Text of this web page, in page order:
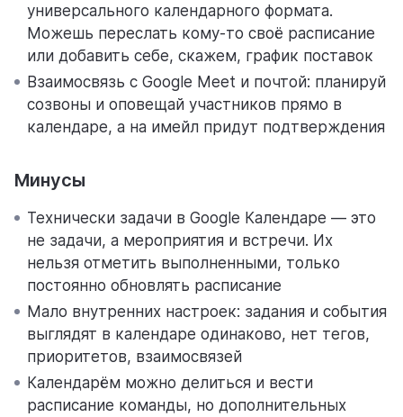
универсального календарного формата.
Можешь переслать кому-то своё расписание
или добавить себе, скажем, график поставок
Взаимосвязь с Google Meet и почтой: планируй
созвоны и оповещай участников прямо в
календаре, а на имейл придут подтверждения
Минусы
Технически задачи в Google Календаре — это
не задачи, а мероприятия и встречи. Их
нельзя отметить выполненными, только
постоянно обновлять расписание
Мало внутренних настроек: задания и события
выглядят в календаре одинаково, нет тегов,
приоритетов, взаимосвязей
Календарём можно делиться и вести
расписание команды, но дополнительных